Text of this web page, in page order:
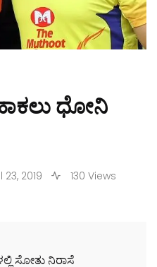
ಧೋನಿ
23, 2019 130 Views
ಸೋತು ನಿರಾಸೆ